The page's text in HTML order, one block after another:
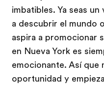
Únete al equipo
imbatibles. Ya seas
a descubrir el mundo
aspira a promocionar
en Nueva York es
emocionante. Así que
oportunidad y